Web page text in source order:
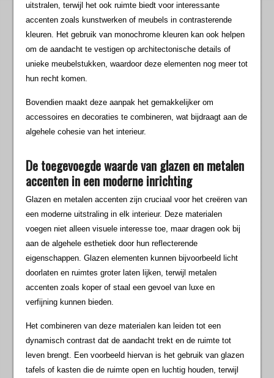
uitstralen, terwijl het ook ruimte biedt voor interessante
accenten zoals kunstwerken of meubels in contrasterende
kleuren. Het gebruik van monochrome kleuren kan ook helpen
om de aandacht te vestigen op architectonische details of
unieke meubelstukken, waardoor deze elementen nog meer tot
hun recht komen.
Bovendien maakt deze aanpak het gemakkelijker om
accessoires en decoraties te combineren, wat bijdraagt aan de
algehele cohesie van het interieur.
De toegevoegde waarde van glazen en metalen
accenten in een moderne inrichting
Glazen en metalen accenten zijn cruciaal voor het creëren van
een moderne uitstraling in elk interieur. Deze materialen
voegen niet alleen visuele interesse toe, maar dragen ook bij
aan de algehele esthetiek door hun reflecterende
eigenschappen. Glazen elementen kunnen bijvoorbeeld licht
doorlaten en ruimtes groter laten lijken, terwijl metalen
accenten zoals koper of staal een gevoel van luxe en
verfijning kunnen bieden.
Het combineren van deze materialen kan leiden tot een
dynamisch contrast dat de aandacht trekt en de ruimte tot
leven brengt. Een voorbeeld hiervan is het gebruik van glazen
tafels of kasten die de ruimte open en luchtig houden, terwijl